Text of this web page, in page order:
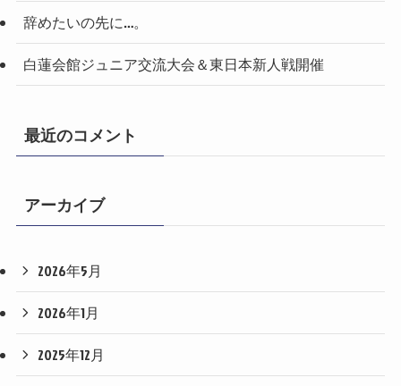
辞めたいの先に…。
白蓮会館ジュニア交流大会＆東日本新人戦開催
最近のコメント
アーカイブ
2026年5月
2026年1月
2025年12月